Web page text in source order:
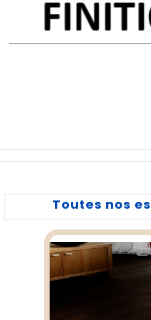
Toutes nos